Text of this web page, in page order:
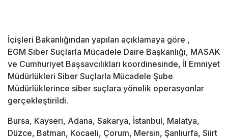
İçişleri Bakanlığından yapılan açıklamaya göre ,
EGM Siber Suçlarla Mücadele Daire Başkanlığı, MASAK
ve Cumhuriyet Başsavcılıkları koordinesinde, İl Emniyet
Müdürlükleri Siber Suçlarla Mücadele Şube
Müdürlüklerince siber suçlara yönelik operasyonlar
gerçekleştirildi.
Bursa, Kayseri, Adana, Sakarya, İstanbul, Malatya,
Düzce, Batman, Kocaeli, Çorum, Mersin, Şanlıurfa, Siirt